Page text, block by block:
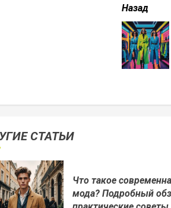
читать
еще
Назад
СТАТЬИ
Что такое
мода? Подробный